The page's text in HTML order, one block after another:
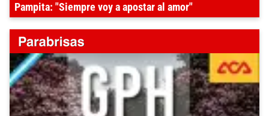
Pampita: "Siempre voy a apostar al amor"